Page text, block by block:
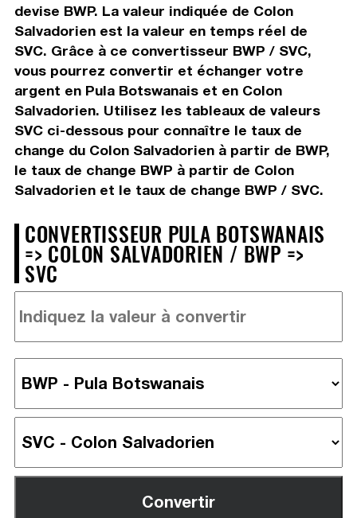
devise BWP. La valeur indiquée de Colon
Salvadorien est la valeur en temps réel de
SVC. Grâce à ce convertisseur BWP / SVC,
vous pourrez convertir et échanger votre
argent en Pula Botswanais et en Colon
Salvadorien. Utilisez les tableaux de valeurs
SVC ci-dessous pour connaître le taux de
change du Colon Salvadorien à partir de BWP,
le taux de change BWP à partir de Colon
Salvadorien et le taux de change BWP / SVC.
CONVERTISSEUR PULA BOTSWANAIS
=> COLON SALVADORIEN / BWP =>
SVC